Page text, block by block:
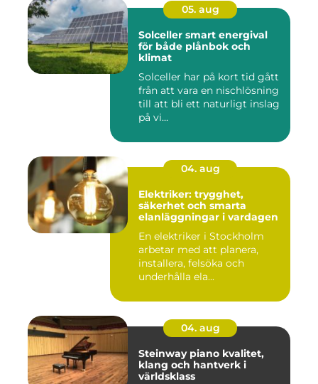
05. aug
Solceller smart energival
för både plånbok och
klimat
Solceller har på kort tid gått
från att vara en nischlösning
till att bli ett naturligt inslag
på vi...
04. aug
Elektriker: trygghet,
säkerhet och smarta
elanläggningar i vardagen
En elektriker i Stockholm
arbetar med att planera,
installera, felsöka och
underhålla ela...
04. aug
Steinway piano kvalitet,
klang och hantverk i
världsklass